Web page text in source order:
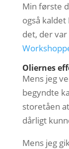
Min første
også
det, der
Oliernes
Mens jeg
begyndte
storetåen
dårligt
Mens jeg